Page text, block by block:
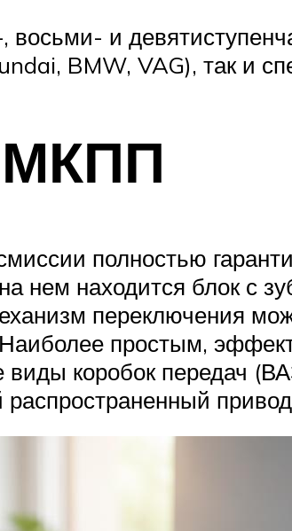
восьми- и
BMW, VAG), так и
МКПП
полностью
нем находится блок с
переключения
простым,
виды коробок передач